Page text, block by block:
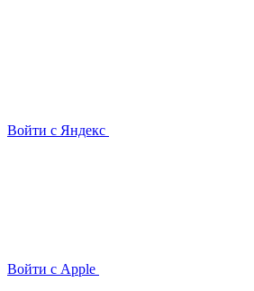
Войти с Яндекс
Войти с Apple